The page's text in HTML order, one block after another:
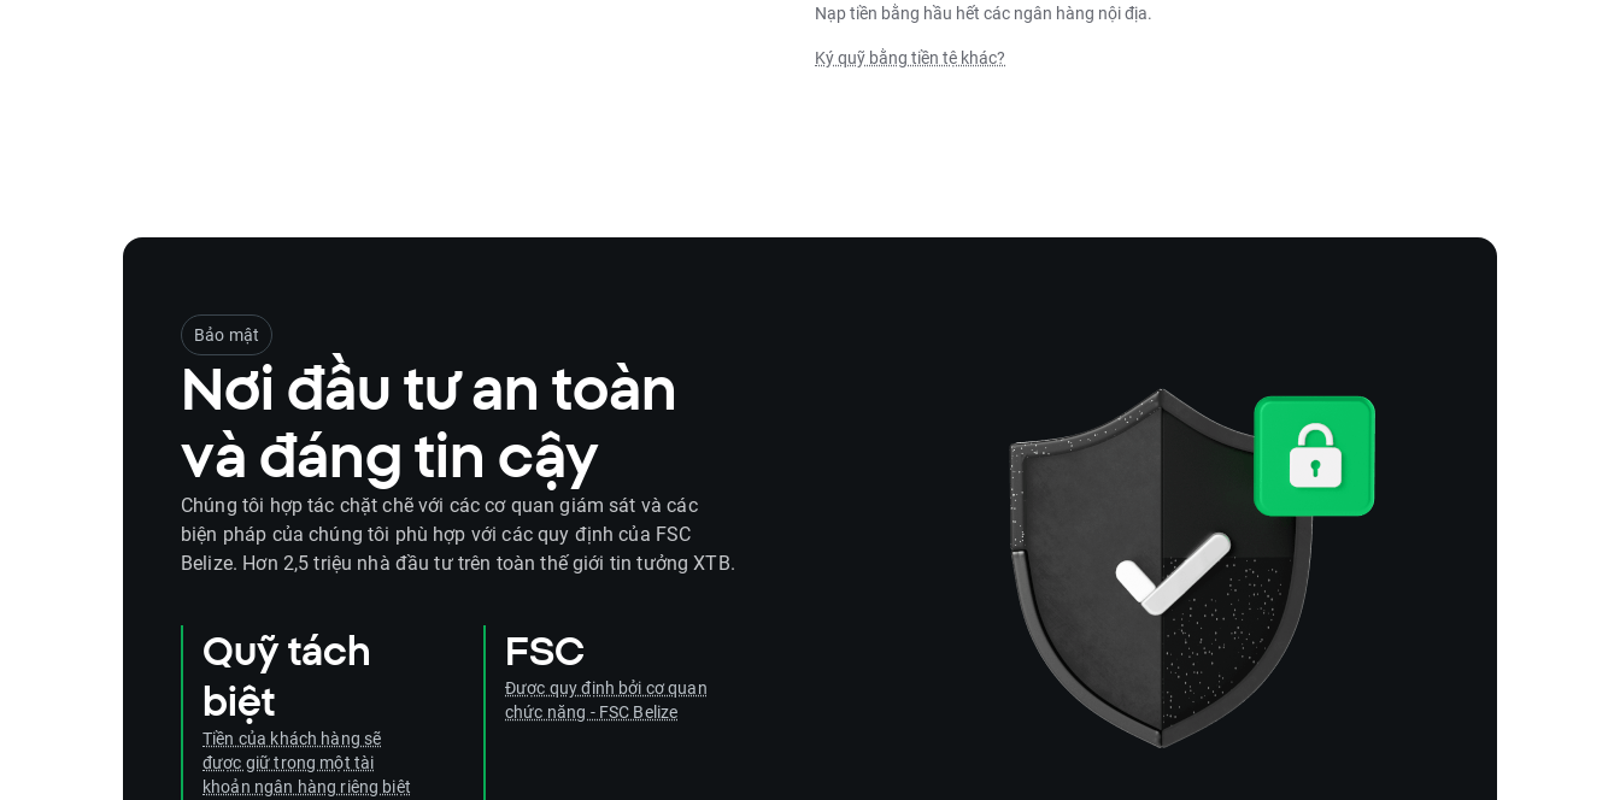
Nạp tiền bằng hầu hết các ngân hàng nội địa.
Ký quỹ bằng tiền tệ khác?
Bảo mật
Nơi đầu tư an toàn
và đáng tin cậy
Chúng tôi hợp tác chặt chẽ với các cơ quan giám sát và các
biện pháp của chúng tôi phù hợp với các quy định của FSC
Belize. Hơn 2,5 triệu nhà đầu tư trên toàn thế giới tin tưởng XTB.
Quỹ tách
biệt
Tiền của khách hàng sẽ
được giữ trong một tài
khoản ngân hàng riêng biệt
FSC
Được quy định bởi cơ quan
chức năng - FSC Belize